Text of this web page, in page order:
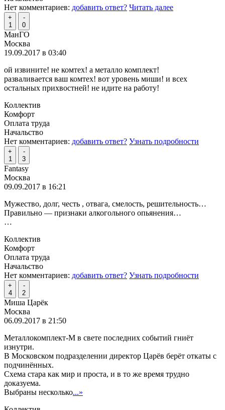
Нет комментариев: добавить ответ? Читать далее
+
1
-
0
МанГО
Москва
19.09.2017 в 03:40
ой извините! не комтех! а металло комплект!
разваливается ваш комтех! вот уровень миши! и всех
остальных прихвостней! не идите на работу!
Коллектив
Комфорт
Оплата труда
Начальство
Нет комментариев: добавить ответ? Узнать подробности
+
1
-
3
Fantasy
Москва
09.09.2017 в 16:21
Мужество, долг, честь , отвага, смелость, решительность…
Правильно — признаки алкогольного опьянения…
…
Коллектив
Комфорт
Оплата труда
Начальство
Нет комментариев: добавить ответ? Узнать подробности
+
4
-
2
Миша Царёк
Москва
06.09.2017 в 21:50
Металлокомплект-М в свете последних событий гниёт
изнутри.
В Московском подразделении директор Царёв берёт откаты с
подчинённых.
Схема стара как мир и проста, и в то же время трудно
доказуема.
Выбраны несколько...»